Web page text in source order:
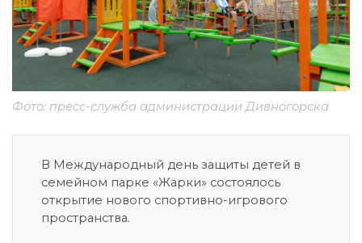
Фото: пресс-служба администрации Дивногорска
В Международный день защиты детей в
семейном парке «Жарки» состоялось
открытие нового спортивно-игрового
пространства.